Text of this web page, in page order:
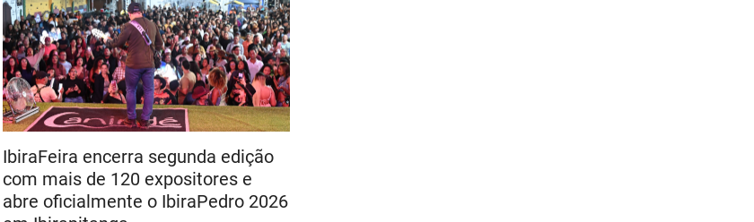
IbiraFeira encerra segunda edição
com mais de 120 expositores e
abre oficialmente o IbiraPedro 2026